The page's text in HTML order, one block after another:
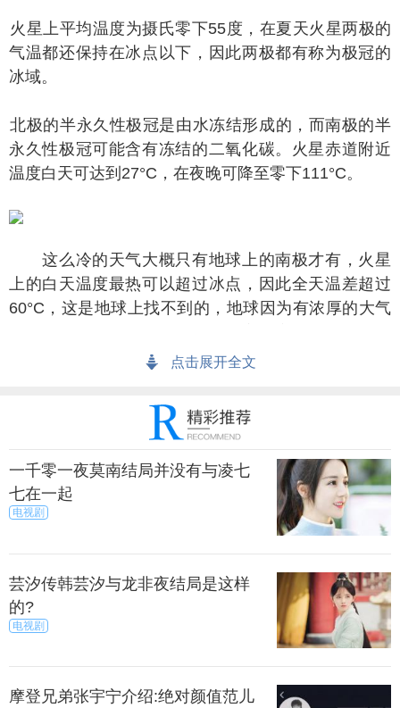
上平均温度为摄氏零下55度，在夏天火星两极的
气温都还保持在冰点以下，因此两极都有称为极冠的
冰域。
的半永久性极冠是由水冻结形成的，而南极的半
永久性极冠可能含有冻结的二氧化碳。火星赤道附近
温度白天可达到27°C，在夜晚可降至零下111°C。
这么冷的天气大概只有地球上的南极才有，火星
上的白天温度最热可以超过冰点，因此全天温差超过
60°C，这是地球上找不到的，地球因为有浓厚的大气
上则没有这样的条件，十几亿年前火星可能和地
球一样温暖，大量的水份曾经在火星地表流动，不知
什么原因，火星表面失去了大部份水份及大气，成为
今日寒冷的星球。
上述说到的火星气候环境不合适人类生产活动
外，还有两大原因致使人类不能在火星上生存，一
是：火星大气没有足够的氧气浓度；二是：火星上没
有大量可供人类利用的液态水。所以，目前为止，火
星并不适合人类居住。
，国家地理杂志推出了有史以来第一个火星
showhome，给地球人讲诉在这个红色星球上如何生
点击展开全文
一千零一夜莫南结局并没有与凌七
七在一起
电视剧
芸汐传韩芸汐与龙非夜结局是这样
的?
电视剧
摩登兄弟张宇宁介绍:绝对颜值范儿